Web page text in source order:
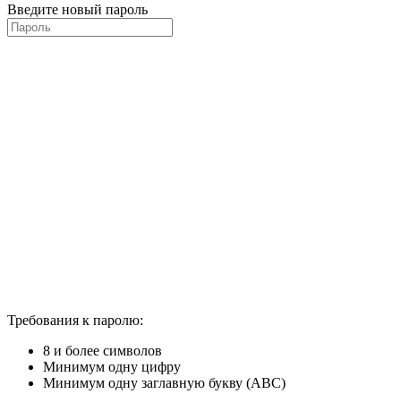
Введите новый пароль
Требования к паролю:
8 и более символов
Минимум одну цифру
Минимум одну заглавную букву (ABC)